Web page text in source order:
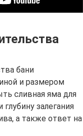
бани
и размером
сливная яма для
залегания
а также ответ на